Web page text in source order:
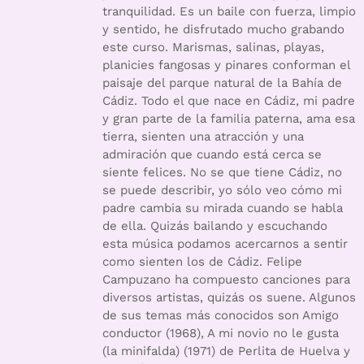
tranquilidad. Es un baile con fuerza, limpio
y sentido, he disfrutado mucho grabando
este curso. Marismas, salinas, playas,
planicies fangosas y pinares conforman el
paisaje del parque natural de la Bahía de
Cádiz. Todo el que nace en Cádiz, mi padre
y gran parte de la familia paterna, ama esa
tierra, sienten una atracción y una
admiración que cuando está cerca se
siente felices. No se que tiene Cádiz, no
se puede describir, yo sólo veo cómo mi
padre cambia su mirada cuando se habla
de ella. Quizás bailando y escuchando
esta música podamos acercarnos a sentir
como sienten los de Cádiz. Felipe
Campuzano ha compuesto canciones para
diversos artistas, quizás os suene. Algunos
de sus temas más conocidos son Amigo
conductor (1968), A mi novio no le gusta
(la minifalda) (1971) de Perlita de Huelva y